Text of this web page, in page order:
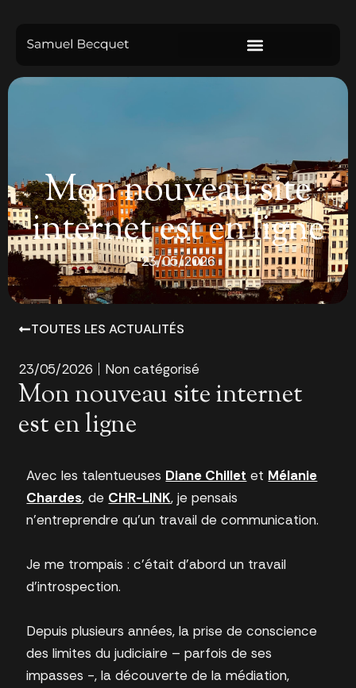
Mon nouveau site
internet est en ligne
23/05/2026
TOUTES LES ACTUALITÉS
23/05/2026 Non catégorisé
Mon nouveau site internet
est en ligne
Avec les talentueuses Diane Chillet et Mélanie
Chardes, de CHR-LINK, je pensais
n’entreprendre qu’un travail de communication.
Je me trompais : c’était d’abord un travail
d’introspection.
Depuis plusieurs années, la prise de conscience
des limites du judiciaire – parfois de ses
impasses -, la découverte de la médiation,